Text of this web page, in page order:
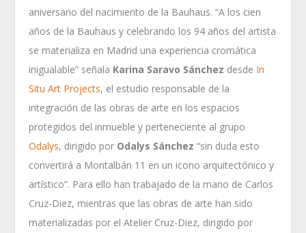
aniversario del nacimiento de la Bauhaus. “A los cien
años de la Bauhaus y celebrando los 94 años del artista
se materializa en Madrid una experiencia cromática
inigualable” señala Karina Saravo Sánchez desde In
Situ Art Projects, el estudio responsable de la
integración de las obras de arte en los espacios
protegidos del inmueble y perteneciente al grupo
Odalys, dirigido por Odalys Sánchez “sin duda esto
convertirá a Montalbán 11 en un icono arquitectónico y
artístico”. Para ello han trabajado de la mano de Carlos
Cruz-Diez, mientras que las obras de arte han sido
materializadas por el Atelier Cruz-Diez, dirigido por